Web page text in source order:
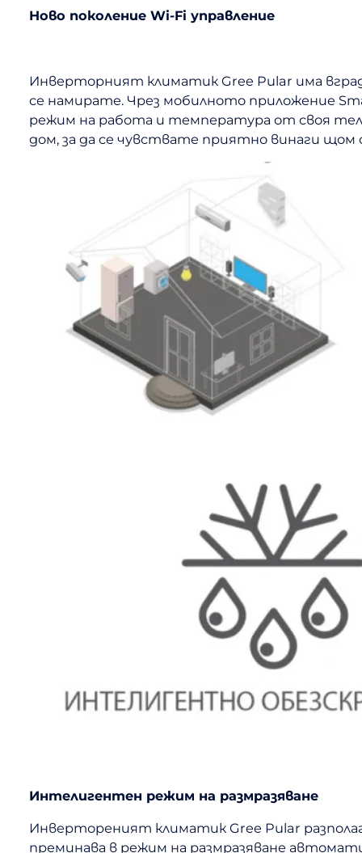
Ново поколение Wi-Fi управление
Инверторният климатик Gree Pular има
се намирате. Чрез мобилното приложение
режим на работа и температура от своя
дом, за да се чувствате приятно винаги
Интелигентен режим на размразяване
Инвертореният климатик Gree Pular
преминава в режим на размразяване